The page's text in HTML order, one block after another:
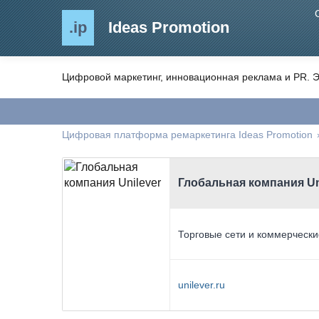
.ip Ideas Promotion
Цифровой маркетинг, инновационная реклама и PR.
Цифровая платформа ремаркетинга Ideas Promotion
Глобальная компания
Торговые сети и
unilever.ru